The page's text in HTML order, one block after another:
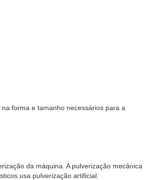
forma e tamanho necessários para a
da máquina. A pulverização mecânica
usa pulverização artificial.